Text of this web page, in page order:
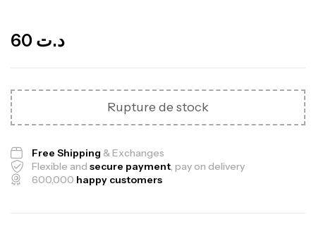
د.ت
Rupture de stock
Free Shipping & Exchanges
Flexible and secure payment, pay on delivery
600,000 happy customers